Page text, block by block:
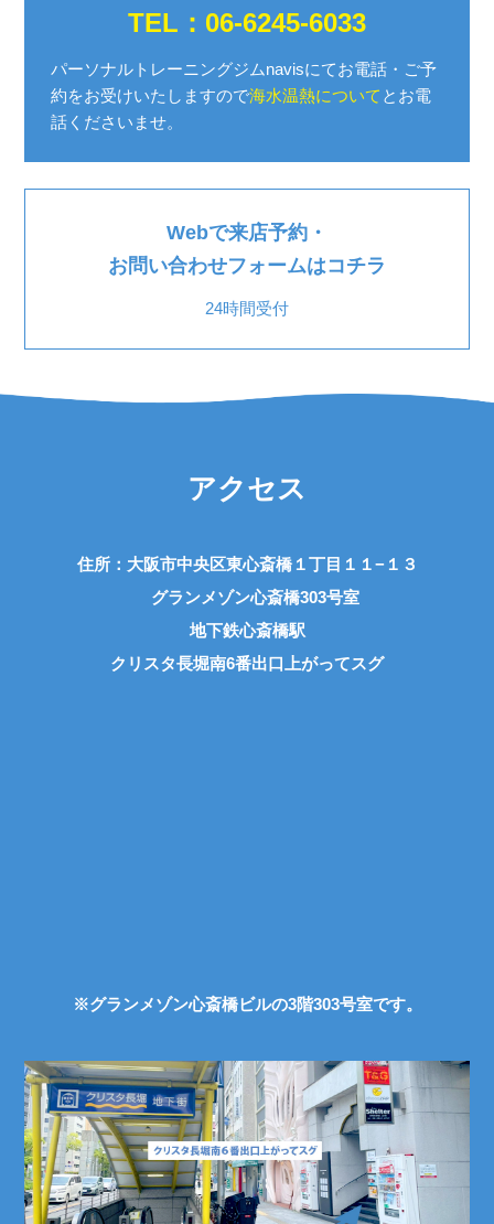
TEL：06-6245-6033
パーソナルトレーニングジムnavisにてお電話・ご予
約をお受けいたしますので海水温熱について とお電
話くださいませ。
Webで来店予約・
お問い合わせフォームはコチラ
24時間受付
アクセス
住所：大阪市中央区東心斎橋１丁目１１−１３
グランメゾン心斎橋303号室
地下鉄心斎橋駅
クリスタ長堀南6番出口上がってスグ
※グランメゾン心斎橋ビルの3階303号室です。